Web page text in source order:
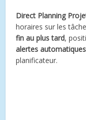
Direct Planning
horaires sur les
fin au plus tard,
alertes automatiques
planificateur.